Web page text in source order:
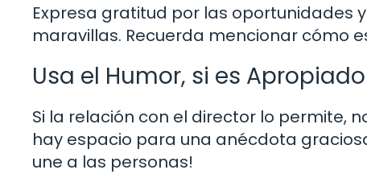
Expresa gratitud por las oportunidades
maravillas. Recuerda mencionar cómo
Usa el Humor, si es Apropiado
Si la relación con el director lo permite,
hay espacio para una anécdota
une a las personas!